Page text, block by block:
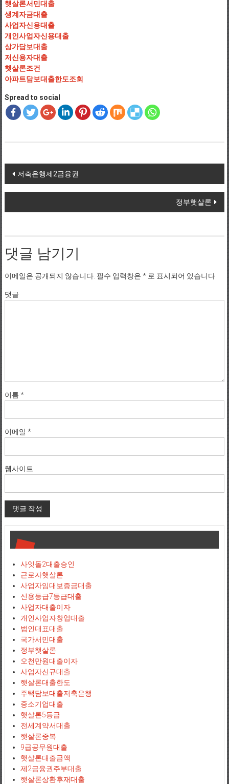
햇살론서민대출
생계자금대출
사업자신용대출
개인사업자신용대출
상가담보대출
저신용자대출
햇살론조건
아파트담보대출한도조회
Spread to social
Post navigation
저축은행제2금융권
정부햇살론
댓글 남기기
이메일은 공개되지 않습니다. 필수 입력창은 *로 표시되어 있습니다
댓글
이름 *
이메일 *
웹사이트
사잇돌2대출승인
근로자햇살론
사업자임대보증금대출
신용등급7등급대출
사업자대출이자
개인사업자창업대출
법인대표대출
국가서민대출
정부햇살론
오천만원대출이자
사업자신규대출
햇살론대출한도
주택담보대출저축은행
중소기업대출
햇살론5등급
전세계약서대출
햇살론중복
9급공무원대출
햇살론대출금액
제2금융권주부대출
햇살론상환후재대출